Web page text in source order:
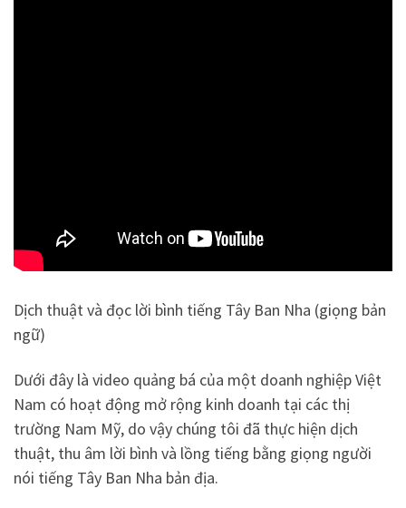
Dịch thuật và đọc lời bình tiếng Tây Ban Nha (giọng bản
ngữ)
Dưới đây là video quảng bá của một doanh nghiệp Việt
Nam có hoạt động mở rộng kinh doanh tại các thị
trường Nam Mỹ, do vậy chúng tôi đã thực hiện dịch
thuật, thu âm lời bình và lồng tiếng bằng giọng người
nói tiếng Tây Ban Nha bản địa.